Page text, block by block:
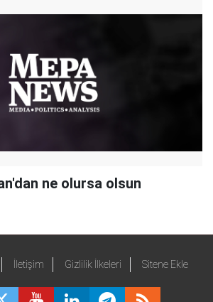
ne olursa olsun
İletişim Gizlilik İlkeleri Sitene Ekle